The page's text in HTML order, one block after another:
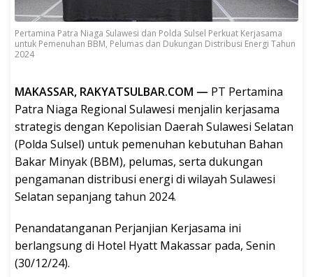
Pertamina Patra Niaga Sulawesi dan Polda Sulsel Perkuat Kerjasama
untuk Pemenuhan BBM, Pelumas dan Dukungan Distribusi Energi Tahun
2024
MAKASSAR, RAKYATSULBAR.COM — PT Pertamina
Patra Niaga Regional Sulawesi menjalin kerjasama
strategis dengan Kepolisian Daerah Sulawesi Selatan
(Polda Sulsel) untuk pemenuhan kebutuhan Bahan
Bakar Minyak (BBM), pelumas, serta dukungan
pengamanan distribusi energi di wilayah Sulawesi
Selatan sepanjang tahun 2024.
Penandatanganan Perjanjian Kerjasama ini
berlangsung di Hotel Hyatt Makassar pada, Senin
(30/12/24).